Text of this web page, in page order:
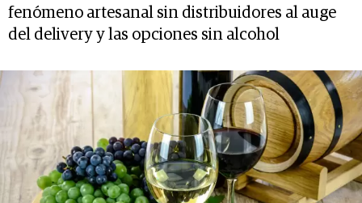
fenómeno artesanal sin distribuidores al auge
del delivery y las opciones sin alcohol